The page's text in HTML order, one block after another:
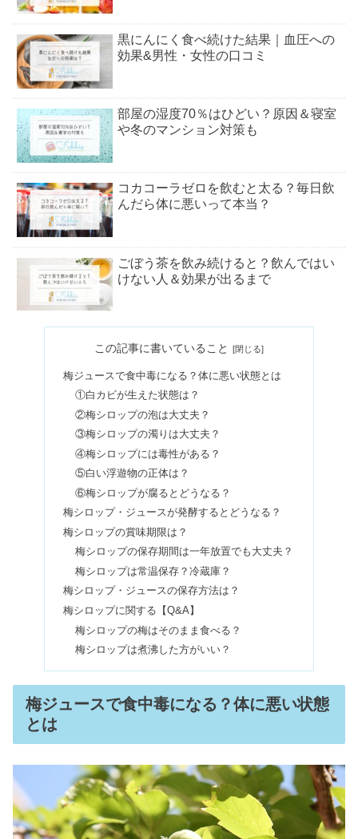
黒にんにく食べ続けた結果｜血圧への
効果&男性・女性の口コミ
部屋の湿度70％はひどい？原因＆寝室
や冬のマンション対策も
コカコーラゼロを飲むと太る？毎日飲
んだら体に悪いって本当？
ごぼう茶を飲み続けると？飲んではい
けない人＆効果が出るまで
ら飲める？カロリー栄養成分まとめ
風速5mはどれくらい？釣り・洗濯物・
自転車などシーン別【動画あり】
降水量2mmはどれくらい？ゴルフ・デ
ィズニーや雪の場合【動画】
アーモンドを毎日食べた結果！10粒の
ダイエット効果＆危険とは？
検便が出ない最終手段！そのまま提出
&コロコロうんちはOK？
チルアウトドリンクは危ない？違法で
たべっ子どうぶつキャラクターの一
覧！英語の名前＆コアラの謎も
この記事に書いていること
梅ジュースで食中毒になる？体に悪い状態とは
①白カビが生えた状態は？
②梅シロップの泡は大丈夫？
③梅シロップの濁りは大丈夫？
④梅シロップには毒性がある？
⑤白い浮遊物の正体は？
⑥梅シロップが腐るとどうなる？
梅シロップ・ジュースが発酵するとどうなる？
梅シロップの賞味期限は？
梅シロップの保存期間は一年放置でも大丈夫？
梅シロップは常温保存？冷蔵庫？
梅シロップ・ジュースの保存方法は？
梅シロップに関する【Q&A】
梅シロップの梅はそのまま食べる？
梅シロップは煮沸した方がいい？
梅ジュースで食中毒になる？体に悪い状態
とは